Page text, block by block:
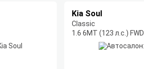
Kia Soul
Classic
1.6 6МТ (123 л.с.) FWD